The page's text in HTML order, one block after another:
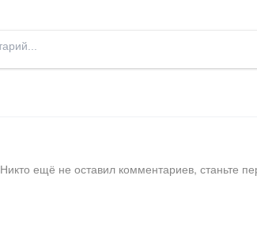
Никто ещё не оставил комментариев, станьте